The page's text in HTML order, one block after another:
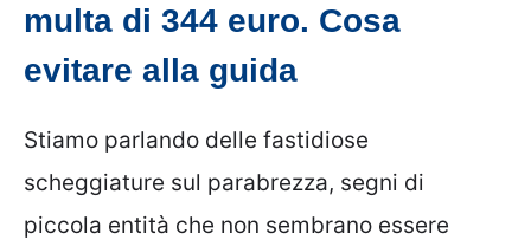
multa di 344 euro. Cosa
evitare alla guida
Stiamo parlando delle fastidiose
scheggiature sul parabrezza, segni di
piccola entità che non sembrano essere